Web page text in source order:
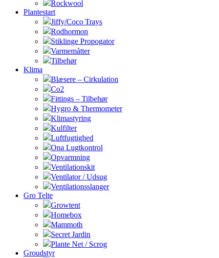
Rockwool
Plantestart
Jiffy/Coco Trays
Rodhormon
Stiklinge Propogator
Varmemåtter
Tilbehør
Klima
Blæsere – Cirkulation
Co2
Fittings – Tilbehør
Hygro & Thermometer
Klimastyring
Kulfilter
Luftfugtighed
Ona Lugtkontrol
Opvarmning
Ventilationskit
Ventilator / Udsug
Ventilationsslanger
Gro Telte
Growtent
Homebox
Mammoth
Secret Jardin
Plante Net / Scrog
Groudstyr